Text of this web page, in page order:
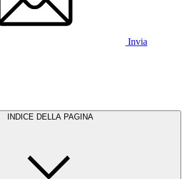
Invia
INDICE DELLA PAGINA